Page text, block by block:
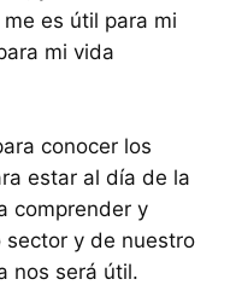
es útil para mi
mi vida
conocer los
estar al día de la
comprender y
y de nuestro
nos será útil.